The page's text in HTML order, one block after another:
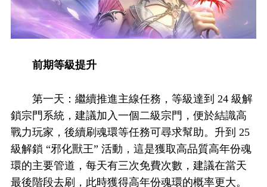
前期等級提升
第一天：繼續推進主線任務，等級達到 24 級解
鎖宗門系統，建議加入一個二級宗門，便於結識高
戰力玩家，後續刷魂環等任務可尋求幫助。升到 25
級解鎖 “邪化獸王” 活動，這是獲取高品質高年份魂
環的主要管道，每天有三次免費次數，建議在當天
最後階段去刷，此時獲得高年份魂環的概率更大。